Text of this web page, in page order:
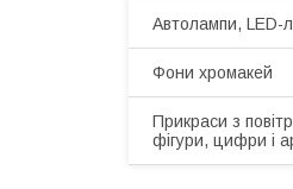
Автолампи, LED-
Фони хромакей
Прикраси з
фігури, цифри і